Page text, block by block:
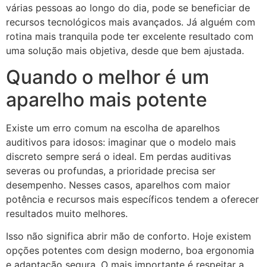
várias pessoas ao longo do dia, pode se beneficiar de
recursos tecnológicos mais avançados. Já alguém com
rotina mais tranquila pode ter excelente resultado com
uma solução mais objetiva, desde que bem ajustada.
Quando o melhor é um
aparelho mais potente
Existe um erro comum na escolha de aparelhos
auditivos para idosos: imaginar que o modelo mais
discreto sempre será o ideal. Em perdas auditivas
severas ou profundas, a prioridade precisa ser
desempenho. Nesses casos, aparelhos com maior
potência e recursos mais específicos tendem a oferecer
resultados muito melhores.
Isso não significa abrir mão de conforto. Hoje existem
opções potentes com design moderno, boa ergonomia